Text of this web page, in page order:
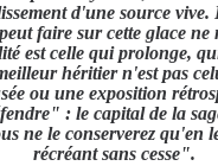
d'une source vive.
faire sur cette glace ne
est celle qui prolonge,
héritier n'est pas
ou une exposition
: le capital de la
ne le conserverez qu'en
récréant sans cesse".